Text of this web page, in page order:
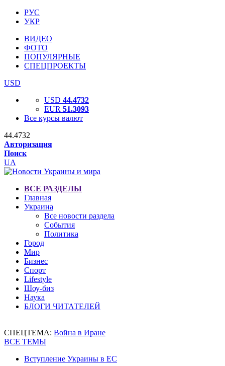
РУС
УКР
ВИДЕО
ФОТО
ПОПУЛЯРНЫЕ
СПЕЦПРОЕКТЫ
USD
USD 44.4732
EUR 51.3093
Все курсы валют
44.4732
Авторизация
Поиск
UA
ВСЕ РАЗДЕЛЫ
Главная
Украина
Все новости раздела
События
Политика
Город
Мир
Бизнес
Спорт
Lifestyle
Шоу-биз
Наука
БЛОГИ ЧИТАТЕЛЕЙ
СПЕЦТЕМА: Война в Иране
ВСЕ ТЕМЫ
Вступление Украины в ЕС